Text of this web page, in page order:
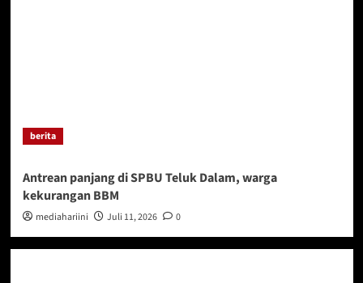
berita
Antrean panjang di SPBU Teluk Dalam, warga
kekurangan BBM
mediahariini Juli 11, 2026 0